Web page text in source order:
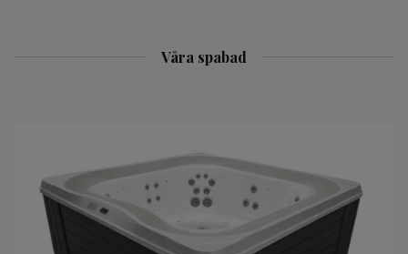
Våra spabad